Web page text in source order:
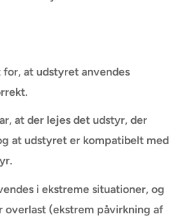
for, at udstyret anvendes
at der lejes det udstyr, der
at udstyret er kompatibelt med
i ekstreme situationer, og
overlast (ekstrem påvirkning af